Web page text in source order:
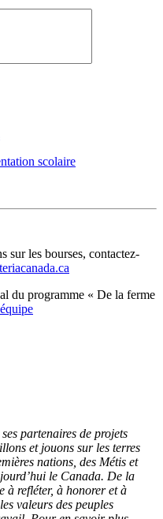
scolaire
sur les bourses, contactez-
du programme « De la ferme
partenaires de projets
et jouons sur les terres
nations, des Métis et
le Canada. De la
à refléter, à honorer et à
valeurs des peuples